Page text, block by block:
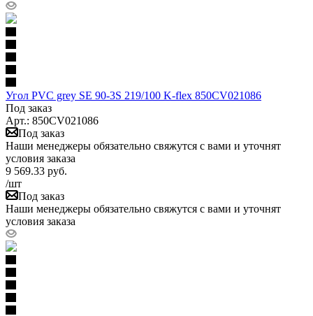
Угол PVC grey SE 90-3S 219/100 K-flex 850CV021086
Под заказ
Арт.: 850CV021086
Под заказ
Наши менеджеры обязательно свяжутся с вами и уточнят
условия заказа
9 569.33 руб.
/шт
Под заказ
Наши менеджеры обязательно свяжутся с вами и уточнят
условия заказа